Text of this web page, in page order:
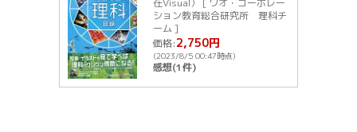
在Visual） [ ワオ・コーポレー
ション教育総合研究所 理科チ
ーム ]
価格:2,750円
(2023/8/5 00:47時点)
感想(1件)